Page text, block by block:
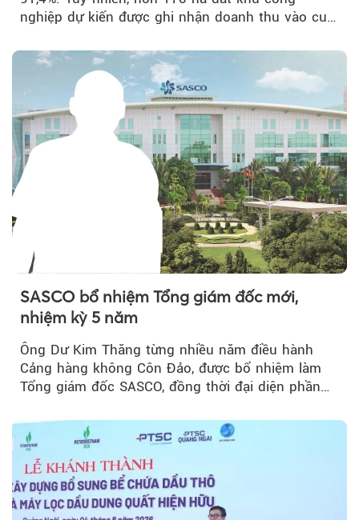
nghiệp dự kiến được ghi nhận doanh thu vào cuối
SASCO bổ nhiệm Tổng giám đốc mới,
nhiệm kỳ 5 năm
Ông Dư Kim Thăng từng nhiều năm điều hành
Cảng hàng không Côn Đảo, được bổ nhiệm làm
Tổng giám đốc SASCO, đồng thời đại diện phần